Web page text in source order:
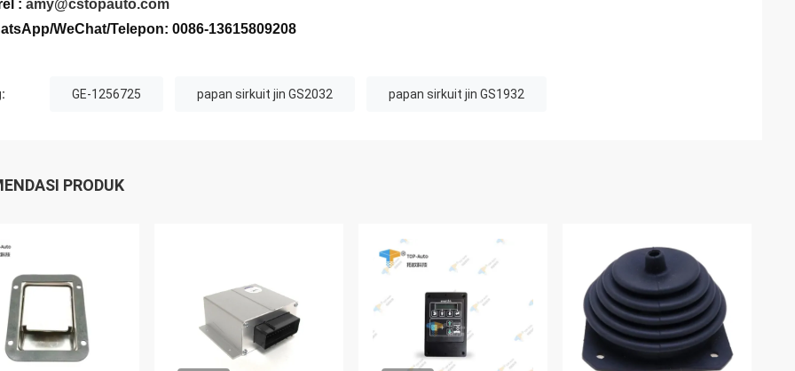
: amy@cstopauto.com
WeChat/Telepon: 0086-13615809208
GE-1256725 papan sirkuit jin GS2032 papan sirkuit jin GS1932
PRODUK